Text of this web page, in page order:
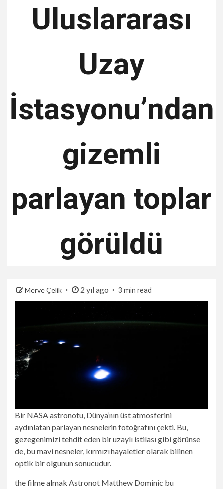
Uluslararası
Uzay
İstasyonu’ndan
gizemli
parlayan toplar
görüldü
Merve Çelik 2 yıl ago 3 min read
Bir NASA astronotu, Dünya’nın üst atmosferini
aydınlatan parlayan nesnelerin fotoğrafını çekti. Bu,
gezegenimizi tehdit eden bir uzaylı istilası gibi görünse
de, bu mavi nesneler, kırmızı hayaletler olarak bilinen
optik bir olgunun sonucudur.
thefilme almak Astronot Matthew Dominic bu